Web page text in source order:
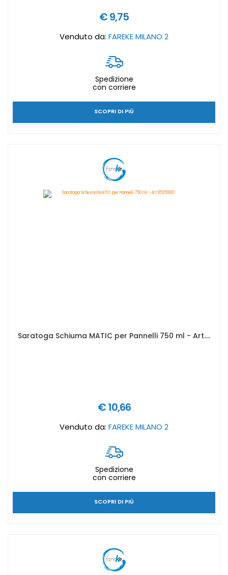
€ 9,75
Venduto da: FAREKE MILANO 2
Spedizione
con corriere
SCOPRI DI PIÙ
Saratoga Schiuma MATIC per Pannelli 750 ml - Art.85250001
€ 10,66
Venduto da: FAREKE MILANO 2
Spedizione
con corriere
SCOPRI DI PIÙ